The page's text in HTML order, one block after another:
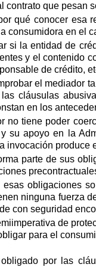
contrato que pesan
qué conocer esa
consumidora en el
si la entidad de
y el contenido
de crédito,
el mediador
cláusulas
en los
no tiene poder
su apoyo en la
invocación produce
parte de sus
obligaciones
ninguna fuerza
con seguridad
de
para el
por las